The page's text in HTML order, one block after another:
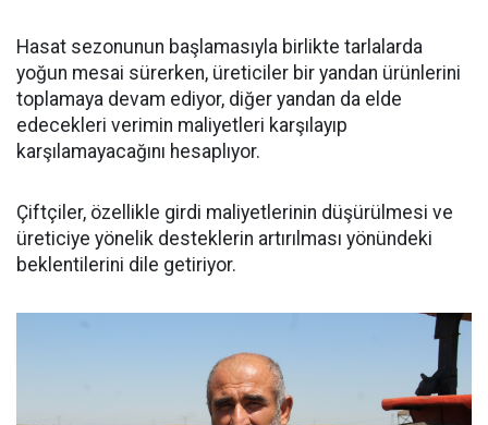
Hasat sezonunun başlamasıyla birlikte tarlalarda
yoğun mesai sürerken, üreticiler bir yandan ürünlerini
toplamaya devam ediyor, diğer yandan da elde
edecekleri verimin maliyetleri karşılayıp
karşılamayacağını hesaplıyor.
Çiftçiler, özellikle girdi maliyetlerinin düşürülmesi ve
üreticiye yönelik desteklerin artırılması yönündeki
beklentilerini dile getiriyor.